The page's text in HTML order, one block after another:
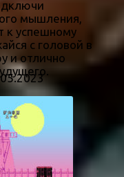
мышления,
к успешному
с головой в
и отлично